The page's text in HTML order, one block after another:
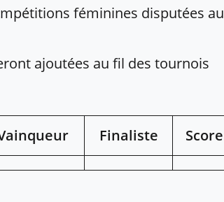
féminines disputées au
ajoutées au fil des tournois
Finaliste Score